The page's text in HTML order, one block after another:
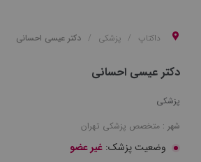
داکتاپ پزشکی دکتر عیسی احسانی
دکتر عیسی احسانی
پزشکی
شهر : متخصص پزشکی تهران
وضعیت پزشک: غیر عضو